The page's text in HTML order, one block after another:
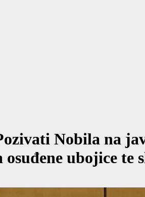
Nobila na
osuđene ubojice te